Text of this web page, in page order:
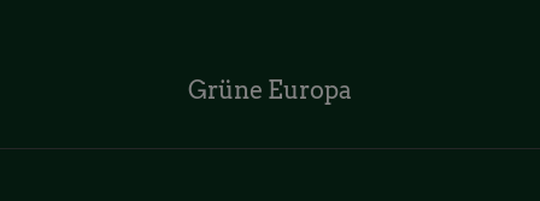
Grüne Europa